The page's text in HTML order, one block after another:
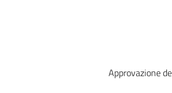
Approvazione